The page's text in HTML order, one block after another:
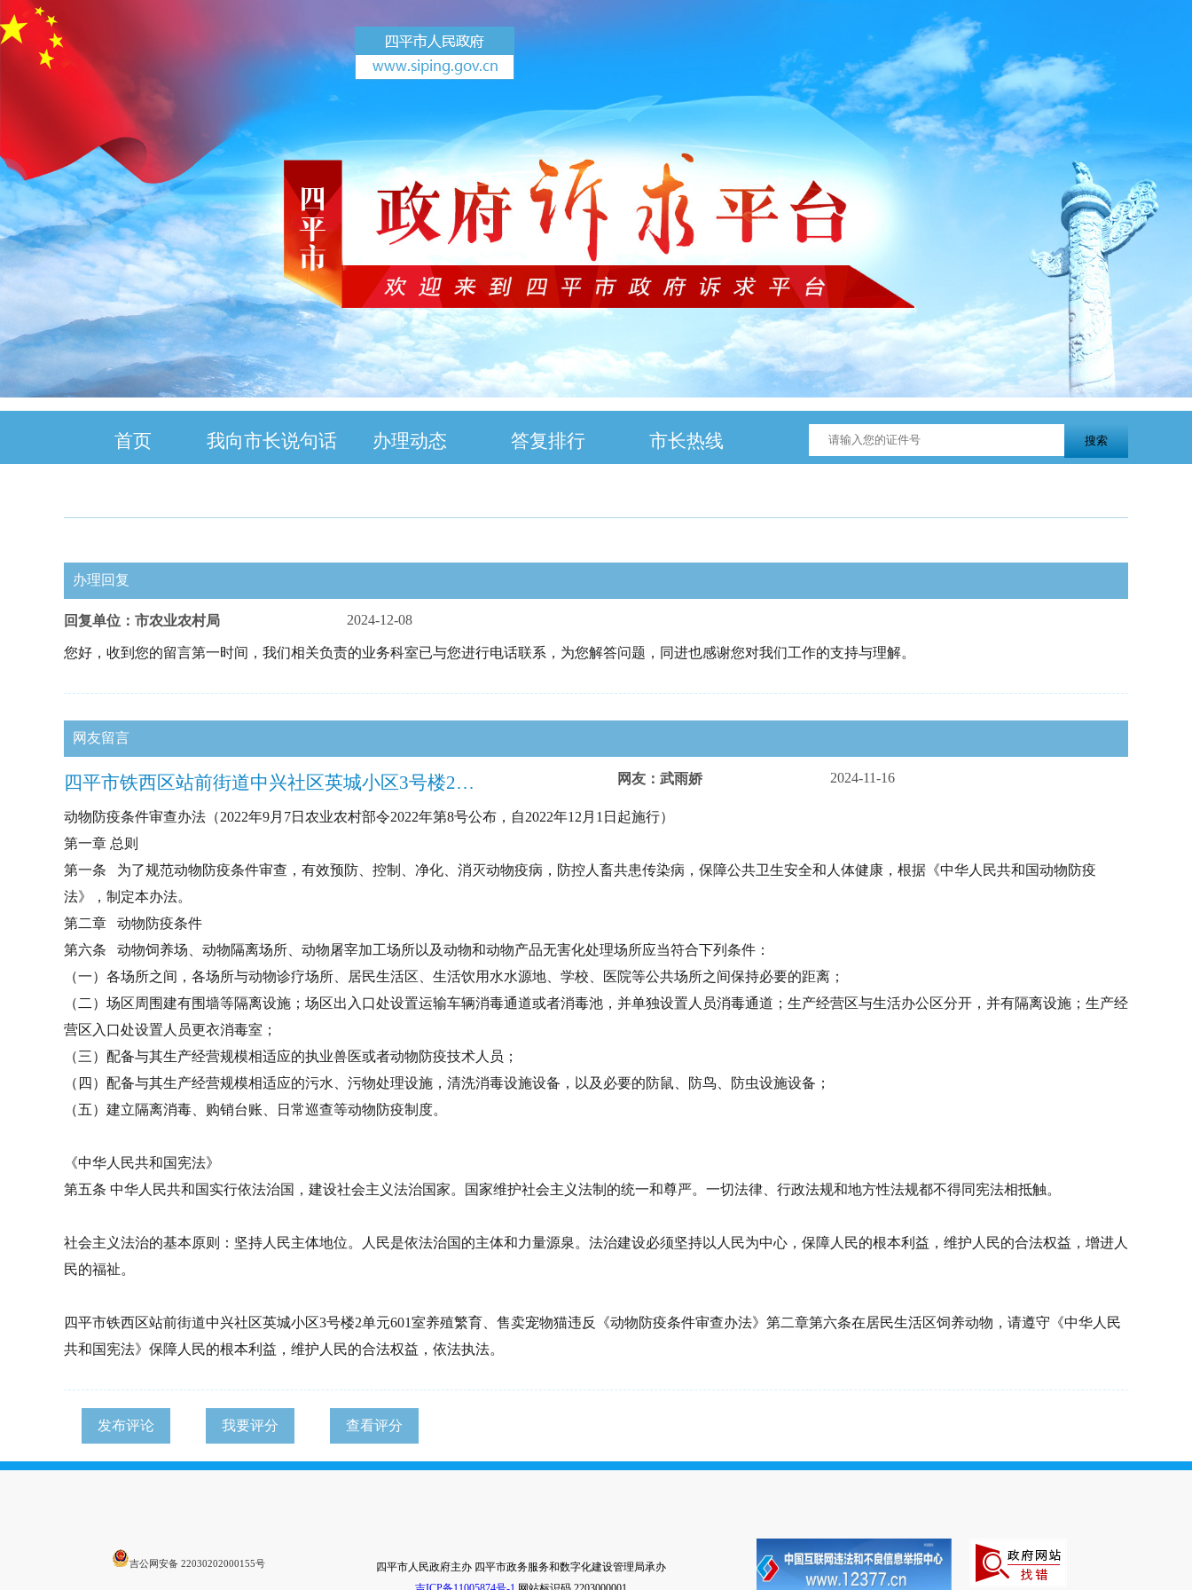
首页 我向市长说句话 办理动态 答复排行 市长热线
办理回复
回复单位：市农业农村局 2024-12-08
您好，收到您的留言第一时间，我们相关负责的业务科室已与您进行电话联系，为您解答问题，同进也感谢您对我们工作的支持与理解。
网友留言
四平市铁西区站前街道中兴社区英城小区3号楼2单元601室养殖繁育、售卖宠物猫违反《动物防疫条件审查办法》在居民生活区饲养、繁殖、售卖动物 网友：武雨娇 2024-11-16
动物防疫条件审查办法（2022年9月7日农业农村部令2022年第8号公布，自2022年12月1日起施行）
第一章 总则
第一条 为了规范动物防疫条件审查，有效预防、控制、净化、消灭动物疫病，防控人畜共患传染病，保障公共卫生安全和人体健康，根据《中华人民共和国动物防疫
法》，制定本办法。
第二章 动物防疫条件
第六条 动物饲养场、动物隔离场所、动物屠宰加工场所以及动物和动物产品无害化处理场所应当符合下列条件：
（一）各场所之间，各场所与动物诊疗场所、居民生活区、生活饮用水水源地、学校、医院等公共场所之间保持必要的距离；
（二）场区周围建有围墙等隔离设施；场区出入口处设置运输车辆消毒通道或者消毒池，并单独设置人员消毒通道；生产经营区与生活办公区分开，并有隔离设施；生产经
营区入口处设置人员更衣消毒室；
（三）配备与其生产经营规模相适应的执业兽医或者动物防疫技术人员；
（四）配备与其生产经营规模相适应的污水、污物处理设施，清洗消毒设施设备，以及必要的防鼠、防鸟、防虫设施设备；
（五）建立隔离消毒、购销台账、日常巡查等动物防疫制度。
《中华人民共和国宪法》
第五条 中华人民共和国实行依法治国，建设社会主义法治国家。国家维护社会主义法制的统一和尊严。一切法律、行政法规和地方性法规都不得同宪法相抵触。
社会主义法治的基本原则：坚持人民主体地位。人民是依法治国的主体和力量源泉。法治建设必须坚持以人民为中心，保障人民的根本利益，维护人民的合法权益，增进人
民的福祉。
四平市铁西区站前街道中兴社区英城小区3号楼2单元601室养殖繁育、售卖宠物猫违反《动物防疫条件审查办法》第二章第六条在居民生活区饲养动物，请遵守《中华人民
共和国宪法》保障人民的根本利益，维护人民的合法权益，依法执法。
发布评论 我要评分 查看评分
吉公网安备 22030202000155号
四平市人民政府主办 四平市政务服务和数字化建设管理局承办